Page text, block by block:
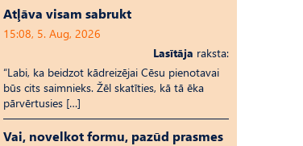
Atļāva visam sabrukt
15:08, 5. Aug, 2026
Lasītāja raksta:
“Labi, ka beidzot kādreizējai Cēsu pienotavai
būs cits saimnieks. Žēl skatīties, kā tā ēka
pārvērtusies […]
Vai, novelkot formu, pazūd prasmes